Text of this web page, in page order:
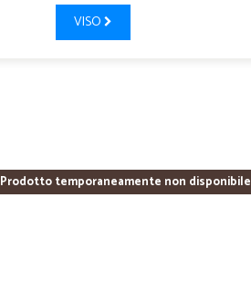
VISO
Prodotto temporaneamente non disponibile